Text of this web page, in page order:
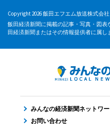
Copyright 2026 飯田エフエム放送株式会
飯田経済新聞に掲載の記事・写真・図
田経済新聞またはその情報提供者に属し
みんなの経済新聞ネットワ
お問い合わせ